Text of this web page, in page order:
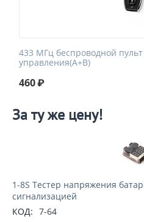
433 МГц беспроводной
управления(A+B)
460₽
За ту же цену!
1-8S Тестер напряжения
сигнализацией
КОД: 7-64